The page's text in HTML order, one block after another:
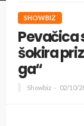
SHOWBIZ
Pevačica
šokira
ga“
Showbiz 02/10/